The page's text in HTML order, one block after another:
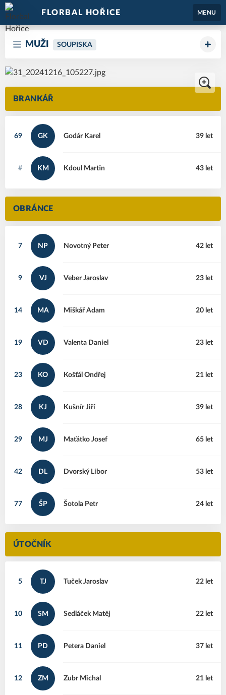
FLORBAL HOŘICE MENU
MUŽI SOUPISKA
BRANKÁŘ
69 GK Karel
Godár 39 let
# KM Martin
Kdoul 43 let
OBRÁNCE
7 NP Peter
Novotný 42 let
9 VJ Jaroslav
Veber 23 let
14 MA Adam
Miškář 20 let
19 VD Daniel
Valenta 23 let
23 KO Ondřej
Košťál 21 let
28 KJ Jiří
Kušnír 39 let
29 MJ Josef
Maťátko 65 let
42 DL Libor
Dvorský 53 let
77 ŠP Petr
Šotola 24 let
ÚTOČNÍK
5 TJ Jaroslav
Tuček 22 let
10 SM Matěj
Sedláček 22 let
11 PD Daniel
Petera 37 let
12 ZM Michal
Zubr 21 let